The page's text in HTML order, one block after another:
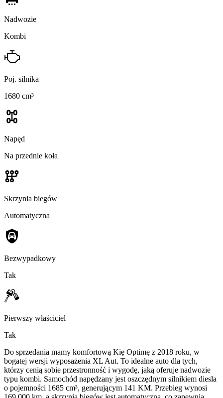
Nadwozie
Kombi
Poj. silnika
1680 cm³
Napęd
Na przednie koła
Skrzynia biegów
Automatyczna
Bezwypadkowy
Tak
Pierwszy właściciel
Tak
Do sprzedania mamy komfortową Kię Optimę z 2018 roku, w
bogatej wersji wyposażenia XL Aut. To idealne auto dla tych,
którzy cenią sobie przestronność i wygodę, jaką oferuje nadwozie
typu kombi. Samochód napędzany jest oszczędnym silnikiem diesla
o pojemności 1685 cm³, generującym 141 KM. Przebieg wynosi